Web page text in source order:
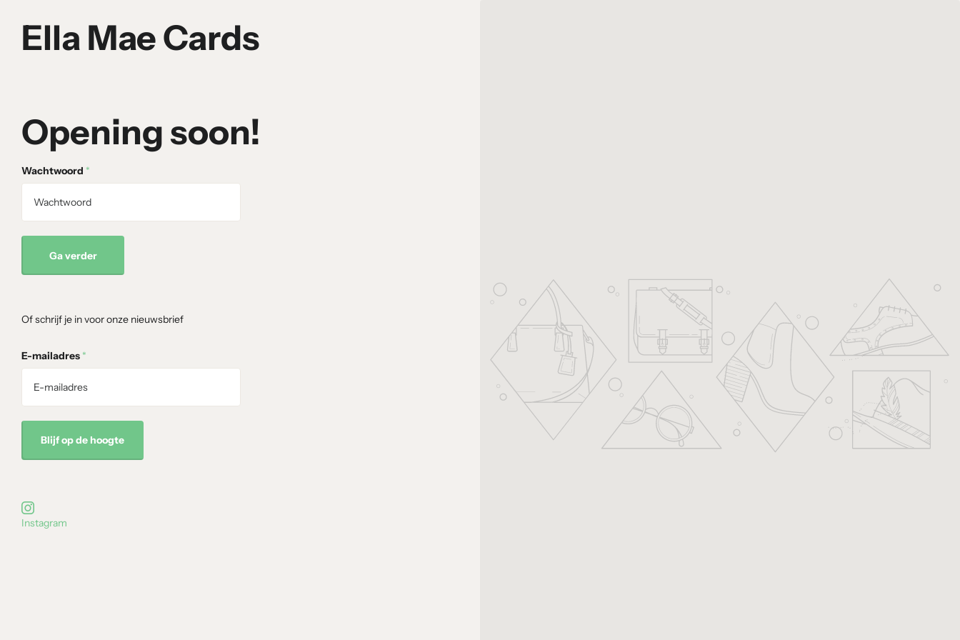
Ella Mae Cards
Opening soon!
Wachtwoord *
Ga verder
Of schrijf je in voor onze nieuwsbrief
E-mailadres *
Blijf op de hoogte
Instagram